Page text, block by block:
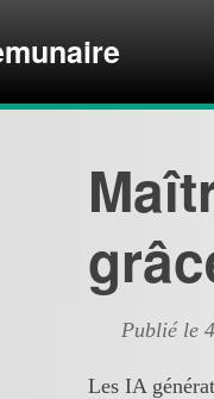
Publié le
Les IA